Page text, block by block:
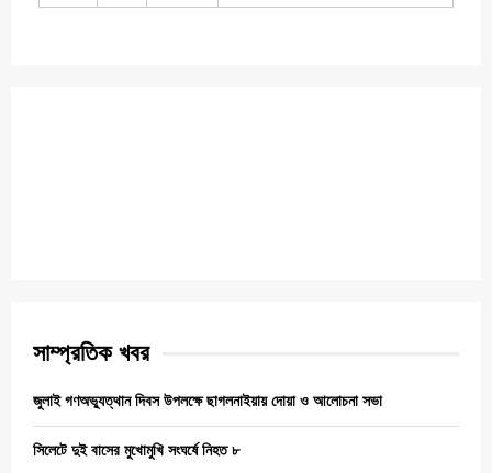
সাম্প্রতিক খবর
জুলাই গণঅভ্যুত্থান দিবস উপলক্ষে ছাগলনাইয়ায় দোয়া ও আলোচনা সভা
সিলেটে দুই বাসের মুখোমুখি সংঘর্ষে নিহত ৮